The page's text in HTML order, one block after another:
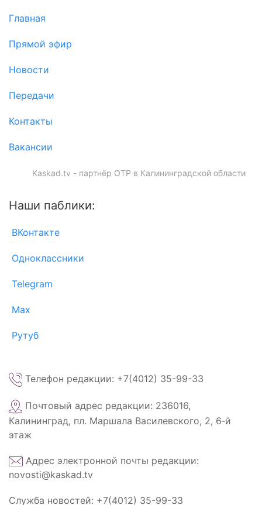
Главная
Прямой эфир
Новости
Передачи
Контакты
Вакансии
Kaskad.tv - партнёр ОТР в Калининградской области
Наши паблики:
ВКонтакте
Одноклассники
Telegram
Max
Рутуб
Телефон редакции: +7(4012) 35-99-33
Почтовый адрес редакции: 236016,
Калининград, пл. Маршала Василевского, 2, 6‑й
этаж
Адрес электронной почты редакции:
novosti@kaskad.tv
Служба новостей: +7(4012) 35-99-33